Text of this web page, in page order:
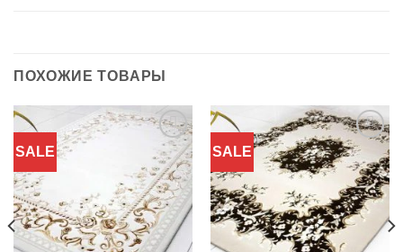
ПОХОЖИЕ ТОВАРЫ
SALE
Добавить
в
избранное
SALE
Добавить
в
избранное